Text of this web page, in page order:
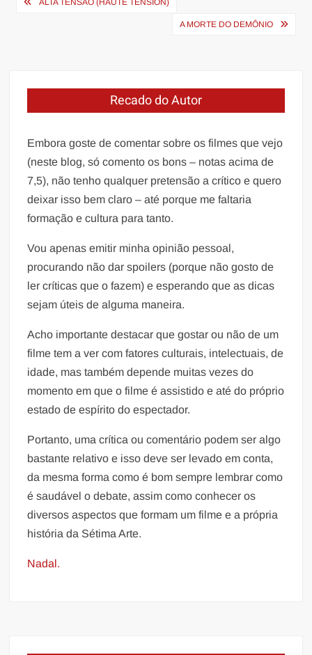
ALTA TENSÃO (HAUTE TENSION)
A MORTE DO DEMÔNIO
Recado do Autor
Embora goste de comentar sobre os filmes que vejo
(neste blog, só comento os bons – notas acima de
7,5), não tenho qualquer pretensão a crítico e quero
deixar isso bem claro – até porque me faltaria
formação e cultura para tanto.
Vou apenas emitir minha opinião pessoal,
procurando não dar spoilers (porque não gosto de
ler críticas que o fazem) e esperando que as dicas
sejam úteis de alguma maneira.
Acho importante destacar que gostar ou não de um
filme tem a ver com fatores culturais, intelectuais, de
idade, mas também depende muitas vezes do
momento em que o filme é assistido e até do próprio
estado de espírito do espectador.
Portanto, uma crítica ou comentário podem ser algo
bastante relativo e isso deve ser levado em conta,
da mesma forma como é bom sempre lembrar como
é saudável o debate, assim como conhecer os
diversos aspectos que formam um filme e a própria
história da Sétima Arte.
Nadal.